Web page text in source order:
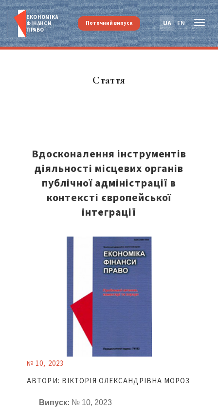
ЕКОНОМІКА
ФІНАНСИ
ПРАВО
UA EN
Поточний випуск
Стаття
Вдосконалення інструментів
діяльності місцевих органів
публічної адміністрації в
контексті європейської
інтеграції
№ 10, 2023
АВТОРИ: ВІКТОРІЯ ОЛЕКСАНДРІВНА МОРОЗ
Випуск: № 10, 2023